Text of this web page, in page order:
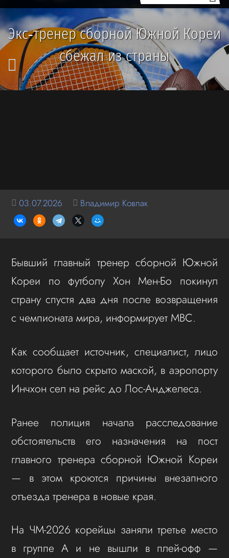
Экс‑тренер сборной Южной Кореи
сбежал из страны
03.07.2026 Владимир Ковпак
Бывший главный тренер сборной Южной
Кореи по футболу Хон Мен-Бо покинул
страну спустя два дня после возвращения
с чемпионата мира, информирует MBC.
Как сообщает источник, специалист, лицо
которого было скрыто маской, в аэропорту
Инчхон сел на рейс до Лос‑Анджелеса.
Ранее полиция начала расследование
обстоятельств его назначения на пост
главного тренера сборной Южной Кореи
— в этом кроются причины внезапного
отъезда тренера в новые края.
На ЧМ-2026 корейцы заняли третье место
в группе A и не вышли в плей‑офф —